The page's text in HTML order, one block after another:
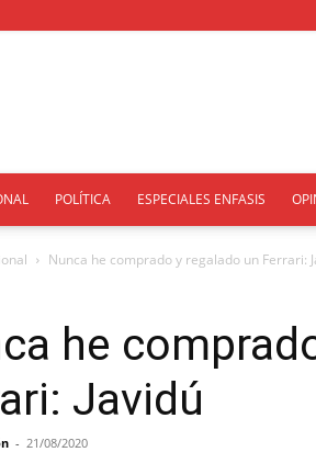
POLÍTICA ESPECIALES ENFASIS
Nunca he comprado y regalado un Ferrari:
he
Javidú
- 21/08/2020